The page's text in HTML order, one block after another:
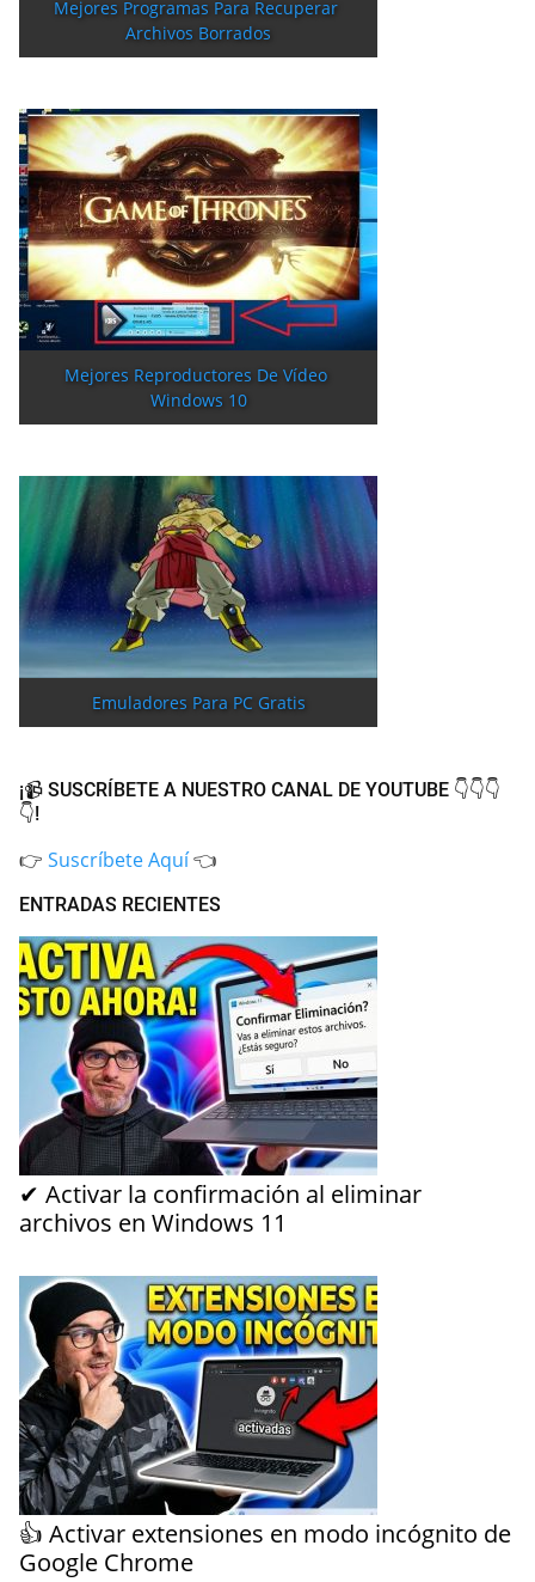
Mejores Programas Para Recuperar
Archivos Borrados
Mejores Reproductores De Vídeo
Windows 10
Emuladores Para PC Gratis
¡📹 SUSCRÍBETE A NUESTRO CANAL DE YOUTUBE 👇👇👇
👇!
👉 Suscríbete Aquí👈
ENTRADAS RECIENTES
✔ Activar la confirmación al eliminar
archivos en Windows 11
👍 Activar extensiones en modo incógnito de
Google Chrome